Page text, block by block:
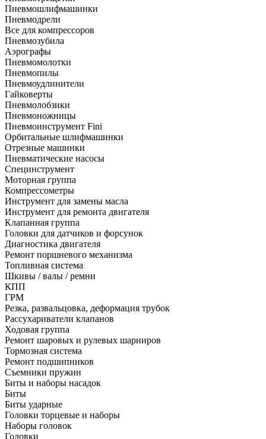
Пневмошлифмашинки
Пневмодрели
Все для компрессоров
Пневмозубила
Аэрографы
Пневмомолотки
Пневмопилы
Пневмоудлинители
Гайковерты
Пневмолобзики
Пневмоножницы
Пневмоинструмент Fini
Орбитальные шлифмашинки
Отрезные машинки
Пневматические насосы
Специнструмент
Моторная группа
Компрессометры
Инструмент для замены масла
Инструмент для ремонта двигателя
Клапанная группа
Головки для датчиков и форсунок
Диагностика двигателя
Ремонт поршневого механизма
Топливная система
Шкивы / валы / ремни
КПП
ГРМ
Резка, развальцовка, деформация трубок
Рассухариватели клапанов
Ходовая группа
Ремонт шаровых и рулевых шарниров
Тормозная система
Ремонт подшипников
Съемники пружин
Биты и наборы насадок
Биты
Биты ударные
Головки торцевые и наборы
Наборы головок
Головки